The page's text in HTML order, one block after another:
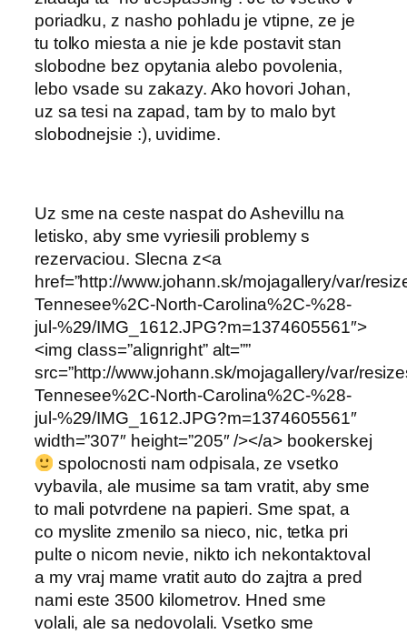
poriadku, z nasho pohladu je vtipne, ze je
tu tolko miesta a nie je kde postavit stan
slobodne bez opytania alebo povolenia,
lebo vsade su zakazy. Ako hovori Johan,
uz sa tesi na zapad, tam by to malo byt
slobodnejsie :), uvidime.
Uz sme na ceste naspat do Ashevillu na
letisko, aby sme vyriesili problemy s
rezervaciou. Slecna z<a
href=”http://www.johann.sk/mojagallery/var/
Tennesee%2C-North-Carolina%2C-%28-
jul-%29/IMG_1612.JPG?m=1374605561″>
<img class=”alignright” alt=””
src=”http://www.johann.sk/mojagallery/var/
Tennesee%2C-North-Carolina%2C-%28-
jul-%29/IMG_1612.JPG?m=1374605561″
width=”307″ height=”205″ /></a> bookerskej
spolocnosti nam odpisala, ze vsetko
vybavila, ale musime sa tam vratit, aby sme
to mali potvrdene na papieri. Sme spat, a
co myslite zmenilo sa nieco, nic, tetka pri
pulte o nicom nevie, nikto ich nekontaktoval
a my vraj mame vratit auto do zajtra a pred
nami este 3500 kilometrov. Hned sme
volali, ale sa nedovolali. Vsetko sme